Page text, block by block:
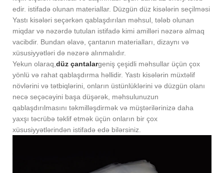
edir. istifadə olunan materiallar. Düzgün düz kisələrin seçilməsi
Yastı kisələri seçərkən qablaşdırılan məhsul, tələb olunan
miqdar və nəzərdə tutulan istifadə kimi amilləri nəzərə almaq
vacibdir. Bundan əlavə, çantanın materialları, dizaynı və
xüsusiyyətləri də nəzərə alınmalıdır.
Yekun olaraq, düz çantalargeniş çeşidli məhsullar üçün çox
yönlü və rahat qablaşdırma həllidir. Yastı kisələrin müxtəlif
növlərini və tətbiqlərini, onların üstünlüklərini və düzgün olanı
necə seçəcəyini başa düşərək, məhsulunuzun
qablaşdırılmasını təkmilləşdirmək və müştərilərinizə daha
yaxşı təcrübə təklif etmək üçün onların bir çox
xüsusiyyətlərindən istifadə edə bilərsiniz.